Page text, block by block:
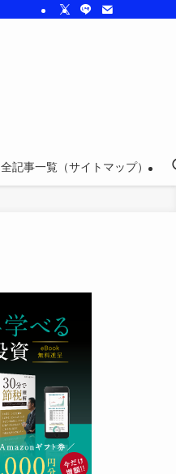
全記事一覧（サイトマップ）